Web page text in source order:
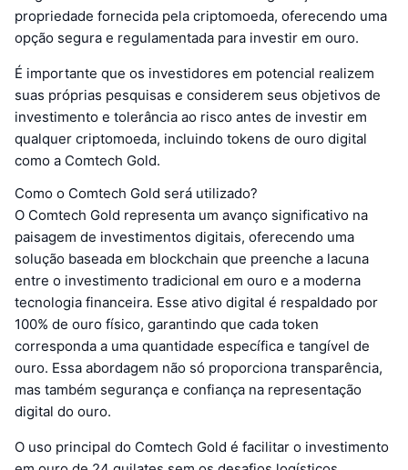
propriedade fornecida pela criptomoeda, oferecendo uma
opção segura e regulamentada para investir em ouro.
É importante que os investidores em potencial realizem
suas próprias pesquisas e considerem seus objetivos de
investimento e tolerância ao risco antes de investir em
qualquer criptomoeda, incluindo tokens de ouro digital
como a Comtech Gold.
Como o Comtech Gold será utilizado?
O Comtech Gold representa um avanço significativo na
paisagem de investimentos digitais, oferecendo uma
solução baseada em blockchain que preenche a lacuna
entre o investimento tradicional em ouro e a moderna
tecnologia financeira. Esse ativo digital é respaldado por
100% de ouro físico, garantindo que cada token
corresponda a uma quantidade específica e tangível de
ouro. Essa abordagem não só proporciona transparência,
mas também segurança e confiança na representação
digital do ouro.
O uso principal do Comtech Gold é facilitar o investimento